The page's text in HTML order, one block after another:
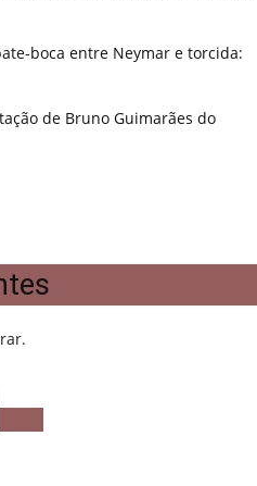
boca entre Neymar e torcida:
de Bruno Guimarães do